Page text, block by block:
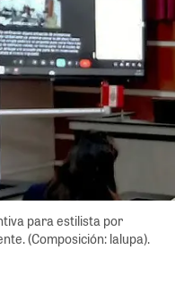
para estilista por
(Composición: lalupa).